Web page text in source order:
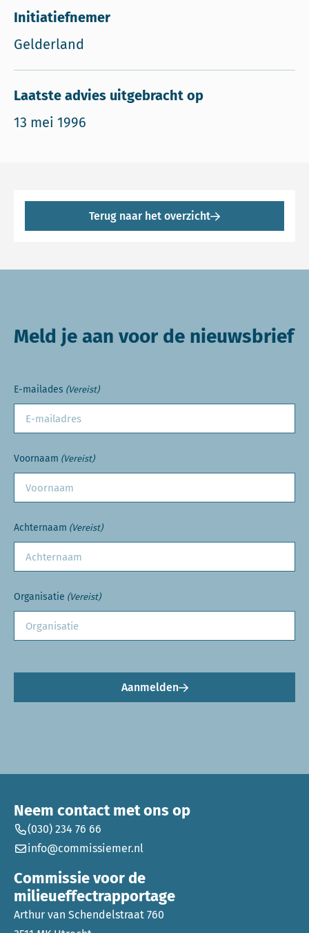
Initiatiefnemer
Gelderland
Laatste advies uitgebracht op
13 mei 1996
Terug naar het overzicht
Meld je aan voor de nieuwsbrief
E-mailades (Vereist)
Voornaam (Vereist)
Achternaam (Vereist)
Organisatie (Vereist)
Aanmelden
Neem contact met ons op
(030) 234 76 66
info@commissiemer.nl
Commissie voor de
milieueffectrapportage
Arthur van Schendelstraat 760